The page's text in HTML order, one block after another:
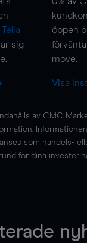
Telia
sig
.
öppen
move.
Visa
av CMC
som handels-
för dina